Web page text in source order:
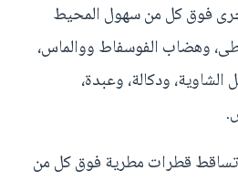
فوق كل من سهول المحيط
وهضاب الفوسفاط ووالماس،
ودكالة، وعبدة،
قطرات مطرية فوق كل من